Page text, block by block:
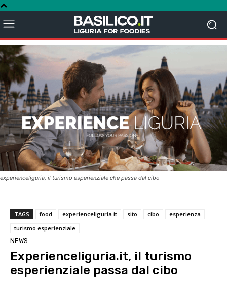
experienceliguria, il turismo esperienziale che passa dal cibo
TAGS food experienceliguria.it sito cibo
esperienza
turismo esperienziale
NEWS
Experienceliguria.it, il turismo
esperienziale passa dal cibo